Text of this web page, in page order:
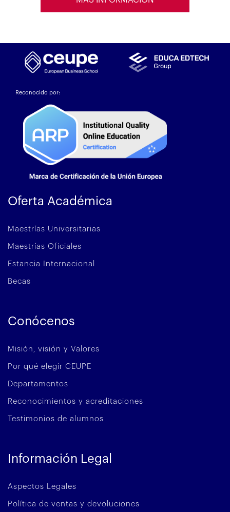
Reconocido por:
Oferta Académica
Maestrías Universitarias
Maestrías Oficiales
Estancia Internacional
Becas
Conócenos
Misión, visión y Valores
Por qué elegir CEUPE
Departamentos
Reconocimientos y acreditaciones
Testimonios de alumnos
Información Legal
Aspectos Legales
Política de ventas y devoluciones